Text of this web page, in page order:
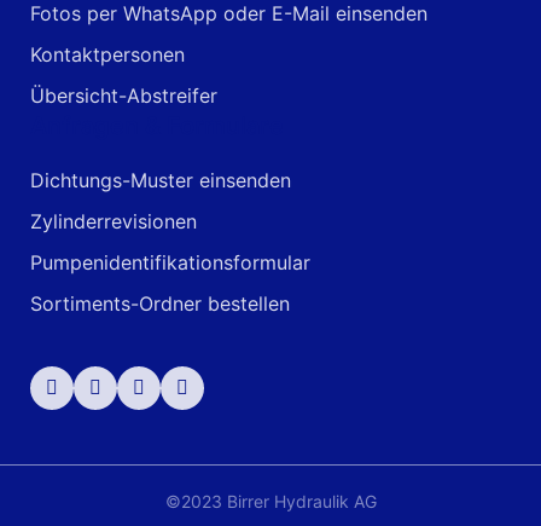
Fotos per WhatsApp oder E-Mail einsenden
Kontaktpersonen
Übersicht-Abstreifer
Dichtungs-Muster einsenden
Zylinderrevisionen
Pumpenidentifikationsformular
Sortiments-Ordner bestellen
©2023 Birrer Hydraulik AG